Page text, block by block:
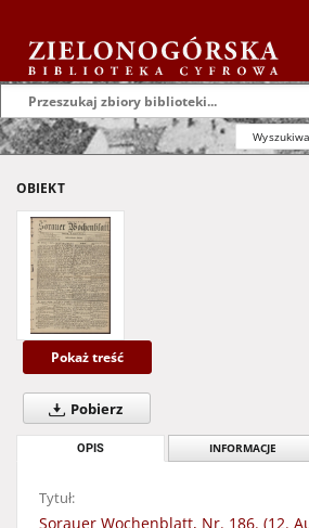
OBIEKT
Pokaż treść
Pobierz
OPIS INFORMACJE
Tytuł:
Sorauer Wochenblatt, Nr. 186. (12.